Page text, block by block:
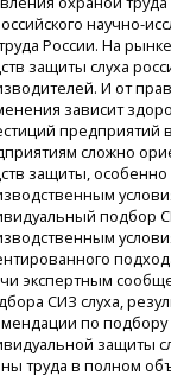
научно-
России. На
защиты слуха
И от
зависит
предприятий
сложно
защиты,
подбор
экспертным
СИЗ слуха,
по
защиты
труда в полном